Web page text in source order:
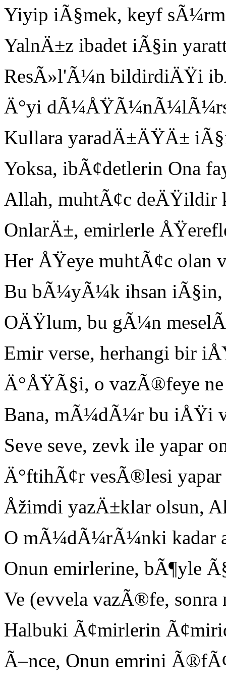
Yiyip iÃ§mek, keyf
YalnÄ±z ibadet iÃ§in
ResÃ»l'Ã¼n bildirdiÄŸi
Ä°yi
Kullara yaradÄ±ÄŸÄ±
Yoksa, ibÃ¢detlerin Ona
Allah, muhtÃ¢c deÄŸildir
OnlarÄ±, emirlerle
Her ÅŸeye muhtÃ¢c olan
Bu bÃ¼yÃ¼k ihsan
OÄŸlum, bu gÃ¼n
Emir verse, herhangi bir
Ä°ÅŸÃ§i, o vazÃ®feye
Bana, mÃ¼dÃ¼r bu iÅŸi
Seve seve, zevk ile yapar
Ä°ftihÃ¢r vesÃ®lesi
Åžimdi yazÄ±klar olsun,
O mÃ¼dÃ¼rÃ¼nki kadar
Onun emirlerine, bÃ¶yle
Ve (evvela vazÃ®fe, sonra
Halbuki Ã¢mirlerin
Ã–nce, Onun emrini